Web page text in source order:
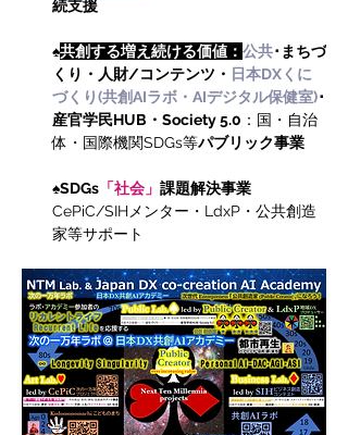
続支援
♠共創する増え続ける価値： 公共･まちづ
くり・ 人財/コンテンツ ・ 日本DXくに
づくり(共創AIラボ・AIデジタル保健室)･
産官学民HUB・Society 5.0 ：国・自治
体・国際機関SDGs等パブリック事業
♠SDGs 「社会」 課題解決事業
CePiC/SIHメンター・LdxP・公共創造
家等サポート